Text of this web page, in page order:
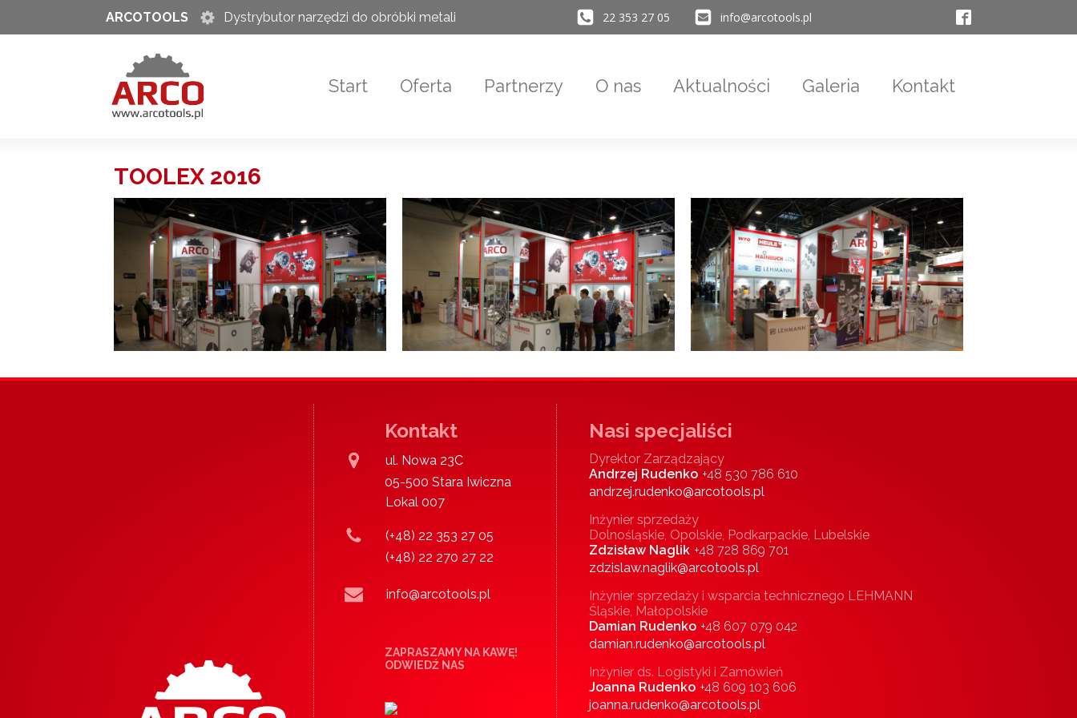
ARCOTOOLS Dystrybutor narzędzi do obróbki metali 22 353 27 05 info@arcotools.pl
Start Oferta Partnerzy O nas Aktualności Galeria Kontakt
TOOLEX 2016
Kontakt
ul. Nowa 23C
05-500 Stara Iwiczna
Lokal 007
(+48) 22 353 27 05
(+48) 22 270 27 22
info@arcotools.pl
ZAPRASZAMY NA KAWĘ!
ODWIEDŹ NAS
Nasi specjaliści
Dyrektor Zarządzający
Andrzej Rudenko +48 530 786 610
andrzej.rudenko@arcotools.pl
Inżynier sprzedaży
Dolnośląskie, Opolskie, Podkarpackie, Lubelskie
Zdzisław Naglik +48 728 869 701
zdzislaw.naglik@arcotools.pl
Inżynier sprzedaży i wsparcia technicznego LEHMANN
Śląskie, Małopolskie
Damian Rudenko +48 607 079 042
damian.rudenko@arcotools.pl
Inżynier ds. Logistyki i Zamówień
Joanna Rudenko +48 609 103 606
joanna.rudenko@arcotools.pl